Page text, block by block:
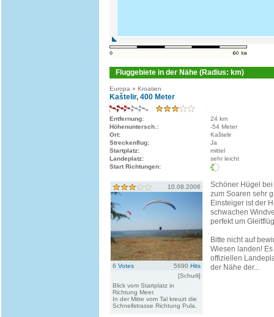
Fluggebiete in der Nähe (Radius: km)
Europa » Kroatien
Kaštelir, 400 Meter
Entfernung:
24 km
Höhenuntersch.:
-54 Meter
Ort:
Kaštelir
Streckenflug:
Ja
Startplatz:
mittel
Landeplatz:
sehr leicht
Start Richtungen:
10.08.2006
6 Votes 5690 Hits
[Schurli]
Blick vom Startplatz in
Richtung Meer.
In der Mitte vom Tal kreuzt die
Schnellstrasse Richtung Pula.
Schöner Hügel
zum Soaren sehr
Einsteiger ist der
schwachen
perfekt um
Bitte nicht auf
Wiesen landen!
offiziellen
der Nähe der...